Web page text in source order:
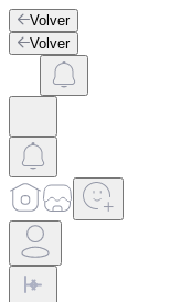
Volver
Volver